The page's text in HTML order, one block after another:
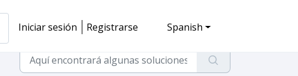
Iniciar sesión Registrarse Spanish